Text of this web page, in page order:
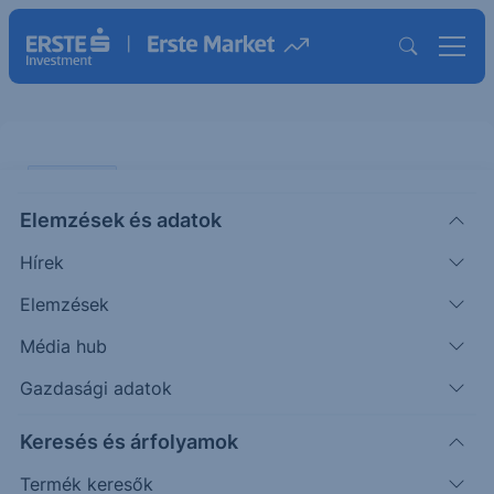
Elemzések és adatok
Hírek
Elemzések
Média hub
Gazdasági adatok
Keresés és árfolyamok
Termék keresők
kormányválság gyengíti az eurót
A nemzetközi devizapiacon az újabb francia
kormányválság gyengítette tegnap az eurót.